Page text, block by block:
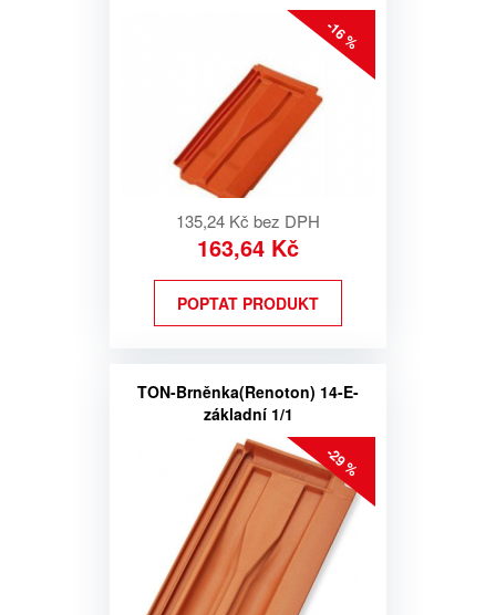
-16 %
135,24 Kč bez DPH
163,64 Kč
POPTAT PRODUKT
TON-Brněnka(Renoton) 14-E-
základní 1/1
-29 %